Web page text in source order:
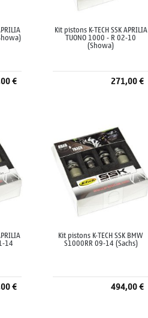
€
Kit pistons K-TECH SSK APRILIA
TUONO 1000 - R 02-10
(Showa)
271,00 €
14
€
Kit pistons K-TECH SSK BMW
S1000RR 09-14 (Sachs)
494,00 €